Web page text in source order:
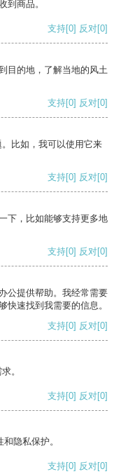
到商品。
支持[0] 反对[0]
目的地，了解当地的风土
支持[0] 反对[0]
比如，我可以使用它来
支持[0] 反对[0]
下，比如能够支持更多地
支持[0] 反对[0]
公提供帮助。我经常需要
快速找到我需要的信息。
支持[0] 反对[0]
。
支持[0] 反对[0]
隐私保护。
支持[0] 反对[0]